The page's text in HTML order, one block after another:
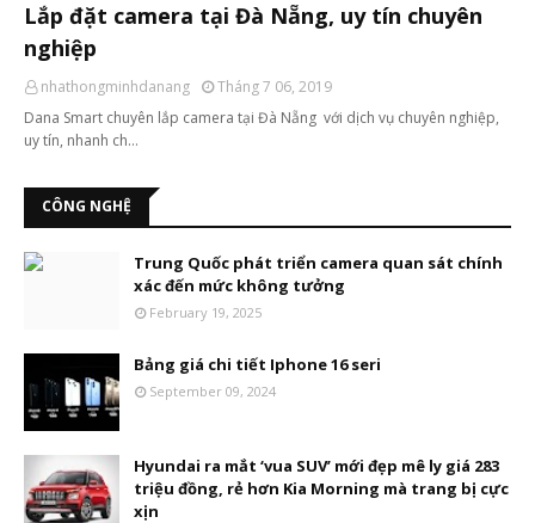
Lắp đặt camera tại Đà Nẵng, uy tín chuyên
nghiệp
nhathongminhdanang
Tháng 7 06, 2019
Dana Smart chuyên lắp camera tại Đà Nẵng với dịch vụ chuyên nghiệp,
uy tín, nhanh ch…
CÔNG NGHỆ
Trung Quốc phát triển camera quan sát chính
xác đến mức không tưởng
February 19, 2025
Bảng giá chi tiết Iphone 16 seri
September 09, 2024
Hyundai ra mắt ‘vua SUV’ mới đẹp mê ly giá 283
triệu đồng, rẻ hơn Kia Morning mà trang bị cực
xịn